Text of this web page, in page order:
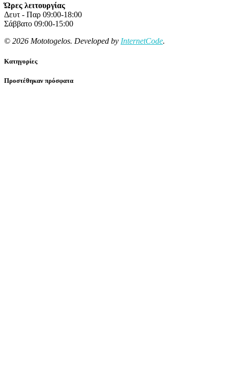
Ώρες λειτουργίας
Δευτ - Παρ 09:00-18:00
Σάββατο 09:00-15:00
© 2026 Mototogelos. Developed by InternetCode.
Κατηγορίες
Προστέθηκαν πρόσφατα